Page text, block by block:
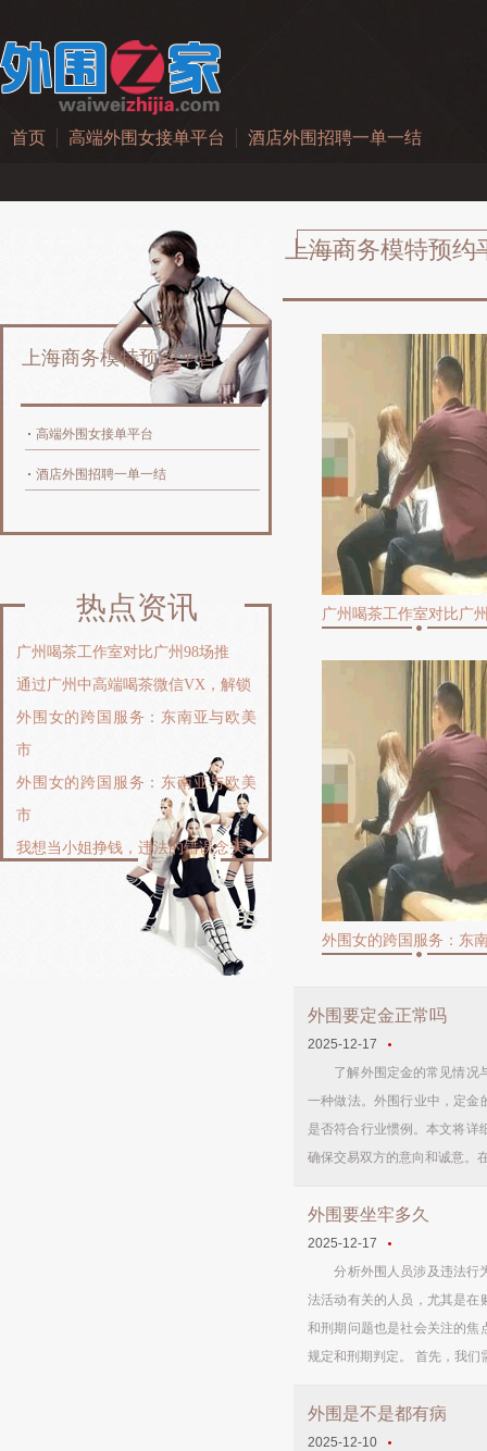
首页 高端外围女接单平台 酒店外围招聘一单一结
上海商务模特预约平台
高端外围女接单平台
酒店外围招聘一单一结
热点资讯
‌广州喝茶工作室对比广州98场推
通过广州中高端喝茶微信VX，解锁
外围女的跨国服务：东南亚与欧美
市
外围女的跨国服务：东南亚与欧美
市
我想当小姐挣钱，违法的错误念头_
上海商务模特预约
外围要定金正常吗
2025-12-17
了解外围定金的常见情况与
一种做法。外围行业中，定金
是否符合行业惯例。本文将详
确保交易双方的意向和诚意。
外围要坐牢多久
2025-12-17
分析外围人员涉及违法行为
法活动有关的人员，尤其是在
和刑期问题也是社会关注的焦
规定和刑期判定。 首先，我们
外围是不是都有病
2025-12-10